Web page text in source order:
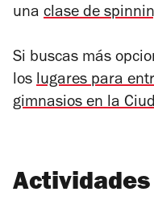
una clase de
Si buscas más
los lugares para
gimnasios en la